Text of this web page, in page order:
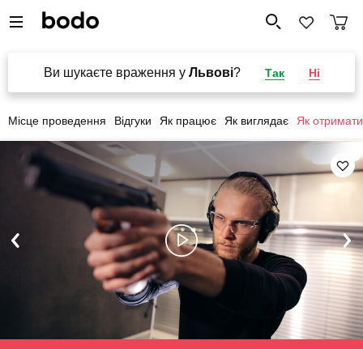
Ви шукаєте враження у Львові? Так Ні
Місце проведення Відгуки Як працює Як виглядає Як отримати